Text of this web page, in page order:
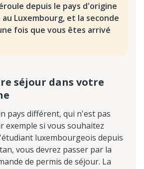
depuis le pays d'origine
Luxembourg, et la seconde
fois que vous êtes arrivé
séjour dans votre
pays différent, qui n'est pas
exemple si vous souhaitez
luxembourgeois depuis
vous devrez passer par la
de permis de séjour. La